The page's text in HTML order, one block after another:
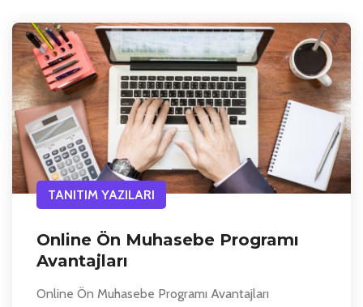
TANITIM YAZILARI
Online Ön Muhasebe Programı
Avantajları
Online Ön Muhasebe Programı Avantajları